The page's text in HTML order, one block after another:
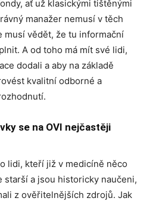
ať už klasickými tištěnými
manažer nemusí v těch
musí vědět, že tu informační
A od toho má mít své lidi,
dodali a aby na základě
kvalitní odborné a
se na OVI nejčastěji
lidi, kteří již v medicíně něco
starší a jsou historicky naučeni,
z ověřitelnějších zdrojů. Jak